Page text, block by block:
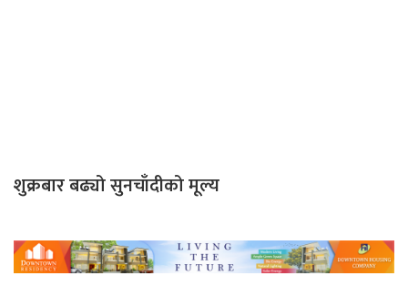
शुक्रबार बढ्यो सुनचाँदीको मूल्य